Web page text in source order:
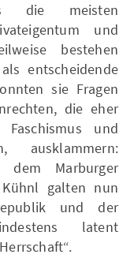
die meisten
und
bestehen
entscheidende
sie Fragen
die eher
Faschismus und
ausklammern:
dem Marburger
Kühnl galten nun
und der
latent